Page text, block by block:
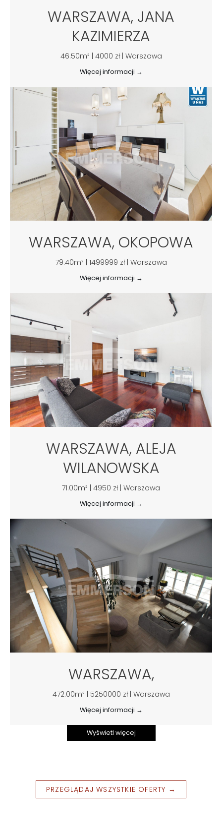
WARSZAWA, JANA
KAZIMIERZA
46.50m² | 4000 zł | Warszawa
Więcej informacji →
WARSZAWA, OKOPOWA
79.40m² | 1499999 zł | Warszawa
Więcej informacji →
WARSZAWA, ALEJA
WILANOWSKA
71.00m² | 4950 zł | Warszawa
Więcej informacji →
WARSZAWA,
472.00m² | 5250000 zł | Warszawa
Więcej informacji →
Wyświetl więcej
PRZEGLĄDAJ WSZYSTKIE OFERTY →